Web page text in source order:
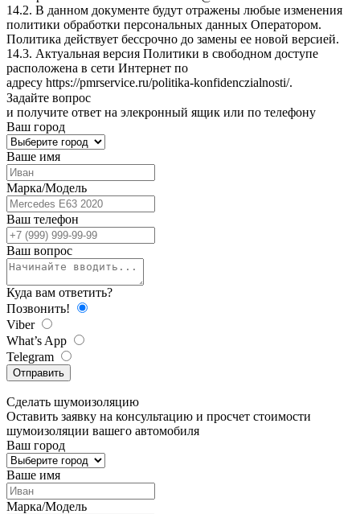
14.2. В данном документе будут отражены любые изменения
политики обработки персональных данных Оператором.
Политика действует бессрочно до замены ее новой версией.
14.3. Актуальная версия Политики в свободном доступе
расположена в сети Интернет по
адресу https://pmrservice.ru/politika-konfidenczialnosti/.
Задайте вопрос
и получите ответ на элекронный ящик или по телефону
Ваш город
Ваше имя
Марка/Модель
Ваш телефон
Ваш вопрос
Куда вам ответить?
Позвонить!
Viber
What’s App
Telegram
Отправить
Сделать шумоизоляцию
Оставить заявку на консультацию и просчет стоимости
шумоизоляции вашего автомобиля
Ваш город
Ваше имя
Марка/Модель